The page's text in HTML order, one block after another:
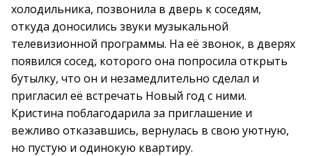
холодильника, позвонила в дверь к соседям,
откуда доносились звуки музыкальной
телевизионной программы. На её звонок, в дверях
появился сосед, которого она попросила открыть
бутылку, что он и незамедлительно сделал и
пригласил её встречать Новый год с ними.
Кристина поблагодарила за приглашение и
вежливо отказавшись, вернулась в свою уютную,
но пустую и одинокую квартиру.